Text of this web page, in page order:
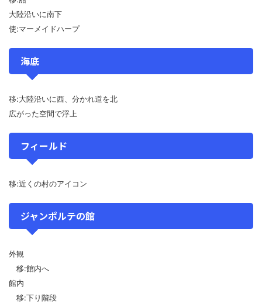
大陸沿いに南下
使:マーメイドハープ
海底
移:大陸沿いに西、分かれ道を北
広がった空間で浮上
フィールド
移:近くの村のアイコン
ジャンポルテの館
外観
移:館内へ
館内
移:下り階段